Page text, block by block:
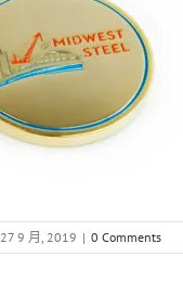
27 9 月, 2019 | 0 Comments